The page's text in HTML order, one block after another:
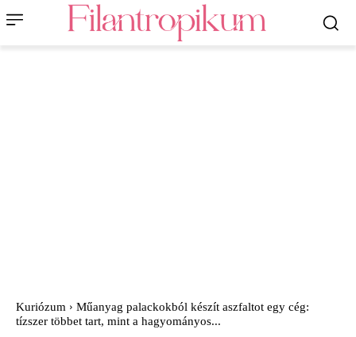
Kuriózum
Műanyag palackokból készít aszfaltot egy cég:
tízszer többet tart, mint a hagyományos...